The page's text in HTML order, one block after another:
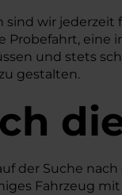
wir jederzeit
Probefahrt,
und stets
gestalten.
der Suche
Fahrzeug